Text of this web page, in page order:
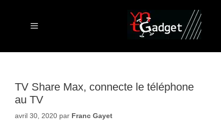
Menu
TV Share Max, connecte le téléphone
au TV
avril 30, 2020 par Franc Gayet